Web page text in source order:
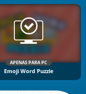
APENAS PARA PC
Emoji Word Puzzle